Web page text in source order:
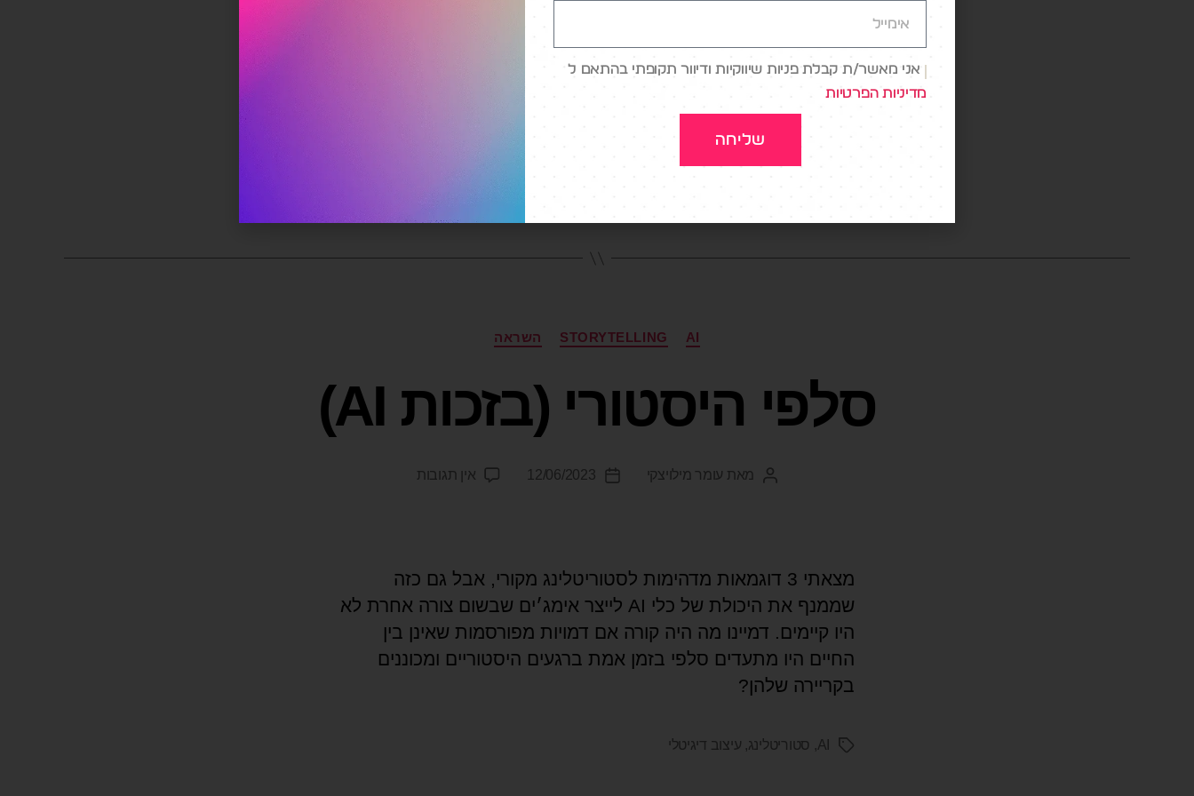
לדעתי האישית, יקומו קורסים ייעודים לנושא הזה, אולי אפילו עם
פרומפטים
AI
STORYTELLING השראה
סלפי היסטורי (בזכות AI)
מאת עומר מילויצקי 12/06/2023 אין תגובות
מצאתי 3 דוגמאות מדהימות לסטוריטלינג מקורי, אבל גם כזה
שממנף את היכולת של כלי AI לייצר אימג׳ים שבשום צורה אחרת לא
היו קיימים. דמיינו מה היה קורה אם דמויות מפורסמות שאינן בין
החיים היו מתעדים סלפי בזמן אמת ברגעים היסטוריים ומכוננים
בקריירה שלהן?
AI
, סטוריטלינג, עיצוב דיגיטלי
אני מאשר/ת קבלת פניות שיווקיות ודיוור תקופתי בהתאם ל
מדיניות הפרטיות
שליחה